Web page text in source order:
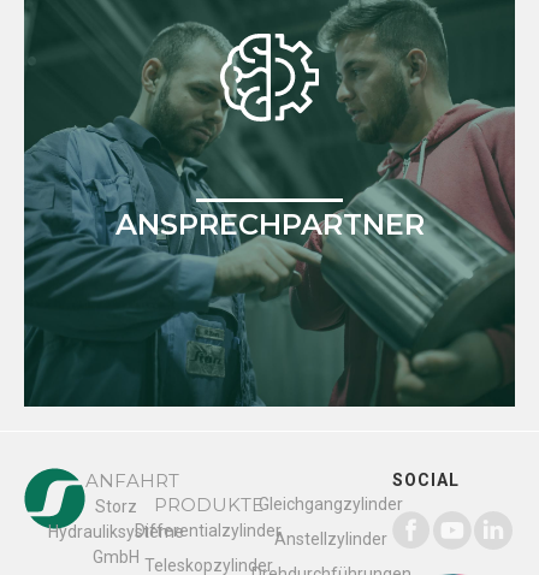
ANSPRECHPARTNER
ANFAHRT
Storz
Hydrauliksysteme
GmbH
PRODUKTE
Differentialzylinder
Teleskopzylinder
Gleichgangzylinder
Anstellzylinder
SOCIAL